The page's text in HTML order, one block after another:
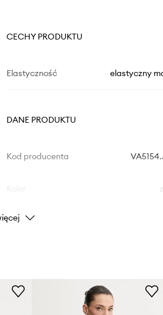
CECHY PRODUKTU
Elastyczność elastyczny
DANE PRODUKTU
Kod producenta
Marka
ID Produktu